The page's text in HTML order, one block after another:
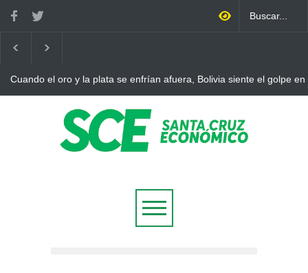
Cuando el oro y la plata se enfrían afuera, Bolivia siente el golpe en